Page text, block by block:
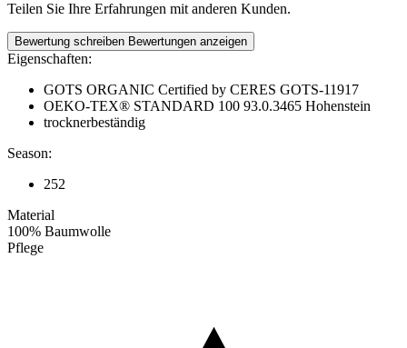
Teilen Sie Ihre Erfahrungen mit anderen Kunden.
Bewertung schreiben Bewertungen anzeigen
Eigenschaften:
GOTS ORGANIC Certified by CERES GOTS-11917
OEKO-TEX® STANDARD 100 93.0.3465 Hohenstein
trocknerbeständig
Season:
252
Material
100% Baumwolle
Pflege